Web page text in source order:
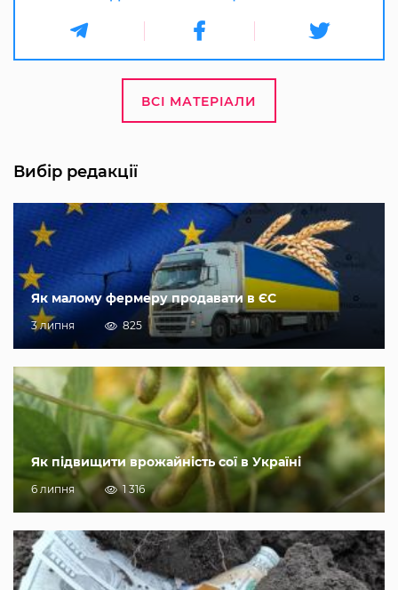
ВСІ МАТЕРІАЛИ
Вибір редакції
Як малому фермеру продавати в ЄС
3 липня 825
Як підвищити врожайність сої в Україні
6 липня 1 316